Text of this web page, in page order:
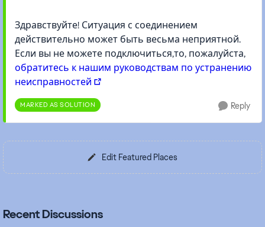
Здравствуйте! Ситуация с соединением
действительно может быть весьма неприятной.
Если вы не можете подключиться,то, пожалуйста,
обратитесь к нашим руководствам по устранению
неисправностей
MARKED AS SOLUTION Reply
Edit Featured Places
Recent Discussions